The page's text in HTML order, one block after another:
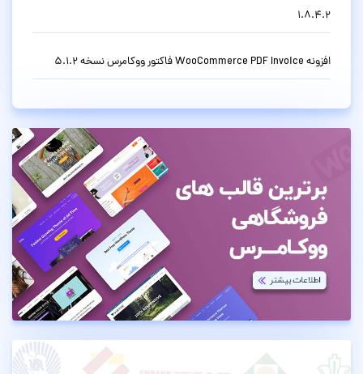
1.8.4.2
افزونه WooCommerce PDF Invoice فاکتور ووکامرس نسخه 5.1.2